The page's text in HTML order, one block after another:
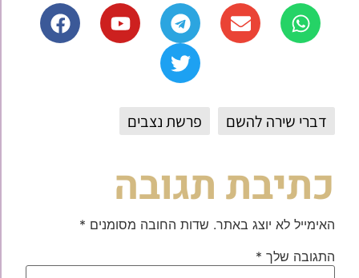
דברי שירה להשם פרשת נצבים
כתיבת תגובה
האימייל לא יוצג באתר. שדות החובה מסומנים *
התגובה שלך *